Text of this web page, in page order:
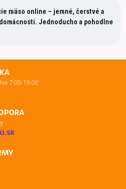
mäso online – jemné, čerstvé a
Jednoducho a pohodlne
7:00-19:00